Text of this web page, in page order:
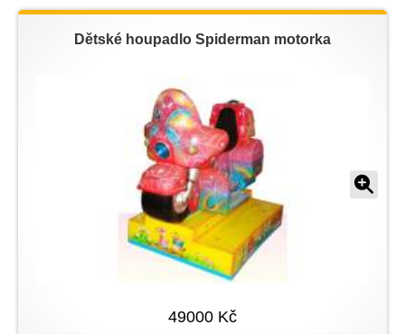
Dětské houpadlo Spiderman motorka
49000 Kč